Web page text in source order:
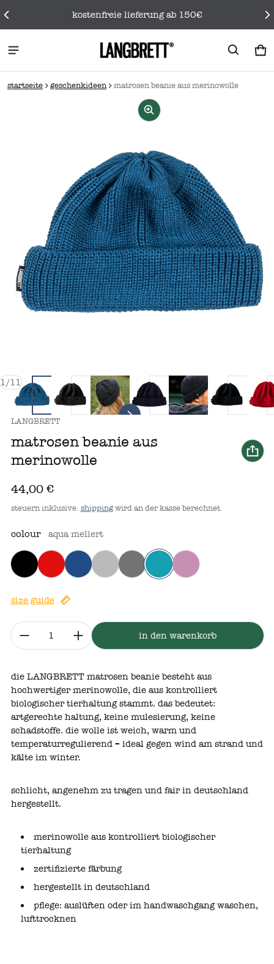
kostenfreie lieferung ab 150€
0
startseite geschenkideen matrosen beanie aus merinowolle
1/
von11
anbieter:
LANGBRETT
matrosen beanie aus
merinowolle
regulärer preis
44,00 €
steuern inklusive. shippingwird an der kasse berechnet.
colour aqua meliert
size guide
menge:
in den warenkorb
die LANGBRETT matrosen beanie besteht aus
hochwertiger merinowolle, die aus kontrolliert
biologischer tierhaltungstammt. dasbedeutet:
artgerechte haltung, keine mulesierung, keine
schadstoffe. die wolle ist weich, warm und
temperaturregulierend – ideal gegen wind am strand und
kälte im winter.
schlicht, angenehm zu tragen und fair in deutschland
hergestellt.
merinowolle aus kontrolliert biologischer
tierhaltung
zertifizierte färbung
hergestellt in deutschland
pflege: auslüften oder im handwaschgang waschen,
lufttrocknen